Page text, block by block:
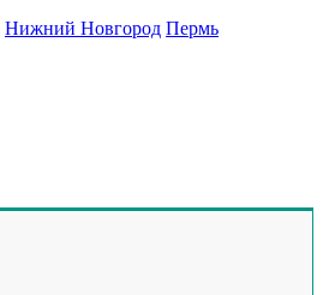
Нижний Новгород Пермь